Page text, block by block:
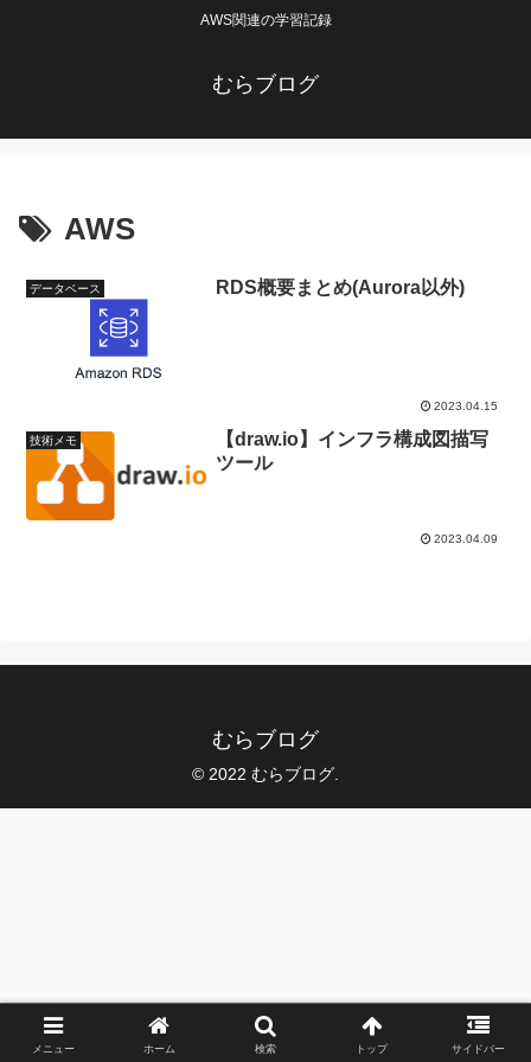
AWS関連の学習記録
むらブログ
AWS
データベース RDS概要まとめ(Aurora以外)
2023.04.15
技術メモ
【draw.io】インフラ構成図描写
ツール
2023.04.09
むらブログ
© 2022 むらブログ.
メニュー ホーム 検索 トップ サイドバー